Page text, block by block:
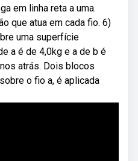
em linha reta a uma.
que atua em cada fio. 6)
uma superfície
a é de 4,0kg e a de b é
atrás. Dois blocos
o fio a, é aplicada